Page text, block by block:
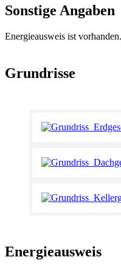
Sonstige Angaben
Energieausweis ist vorhanden.
Grundrisse
Energieausweis